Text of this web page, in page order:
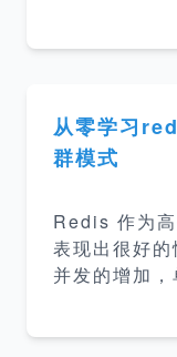
second 效
value 。 PX
时间为
从零学习
群模式
Redis 作为
表现出很好的
并发的增加